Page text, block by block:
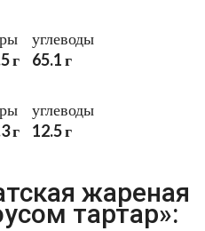
г
углеводы
65.1 г
г
углеводы
12.5 г
жареная
тартар»: